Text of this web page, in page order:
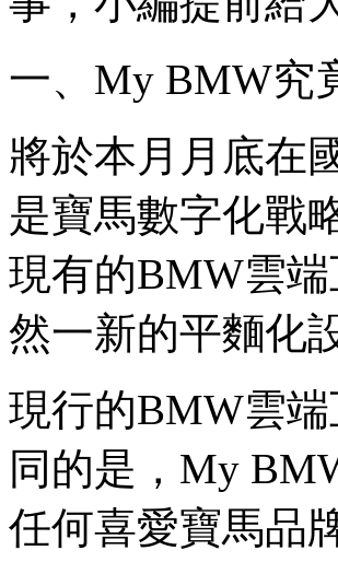
一、My BMW究
將於本月月底在
是寶馬數字化戰
現有的BMW雲
然一新的平麵化
現行的BMW雲
同的是，My
任何喜愛寶馬品